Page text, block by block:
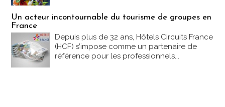
Un acteur incontournable du tourisme de groupes en
France
Depuis plus de 32 ans, Hôtels Circuits France
(HCF) s’impose comme un partenaire de
référence pour les professionnels...